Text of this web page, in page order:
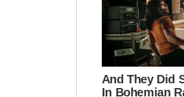
Jepun dalam
Muat turun